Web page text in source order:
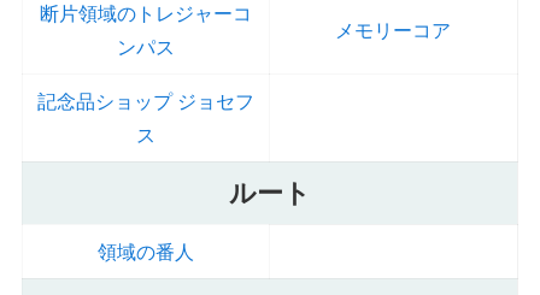
断片領域のトレジャーコ
ンパス
メモリーコア
記念品ショップ ジョセフ
ス
ルート
領域の番人